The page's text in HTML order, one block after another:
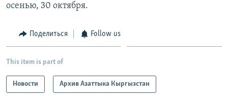
осенью, 30 октября.
Поделиться Follow us
This item is part of
Новости Архив Азаттыка Кыргызстан